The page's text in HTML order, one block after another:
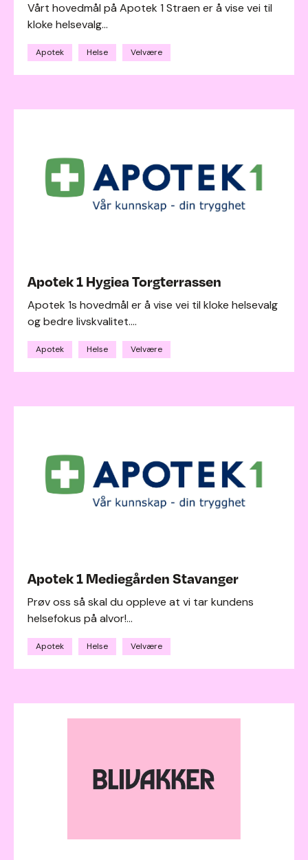
Vårt hovedmål på Apotek 1 Straen er å vise vei til
kloke helsevalg...
Apotek Helse Velvære
Apotek 1 Hygiea Torgterrassen
Apotek 1s hovedmål er å vise vei til kloke helsevalg
og bedre livskvalitet....
Apotek Helse Velvære
Apotek 1 Mediegården Stavanger
Prøv oss så skal du oppleve at vi tar kundens
helsefokus på alvor!...
Apotek Helse Velvære